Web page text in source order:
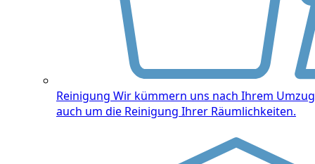
Reinigung Wir kümmern uns nach Ihrem Umzug
auch um die Reinigung Ihrer Räumlichkeiten.